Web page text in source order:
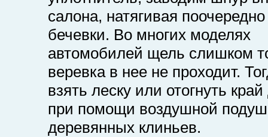
салона, натягивая
бечевки. Во многих моделях
автомобилей щель слишком
веревка в нее не проходит.
взять леску или отогнуть
при помощи воздушной
деревянных клиньев.